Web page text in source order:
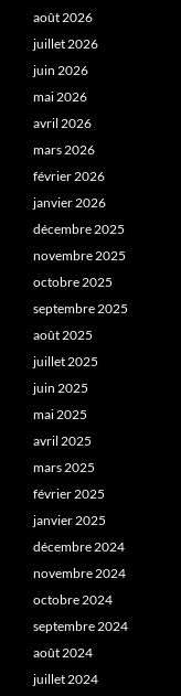
août 2026
juillet 2026
juin 2026
mai 2026
avril 2026
mars 2026
février 2026
janvier 2026
décembre 2025
novembre 2025
octobre 2025
septembre 2025
août 2025
juillet 2025
juin 2025
mai 2025
avril 2025
mars 2025
février 2025
janvier 2025
décembre 2024
novembre 2024
octobre 2024
septembre 2024
août 2024
juillet 2024